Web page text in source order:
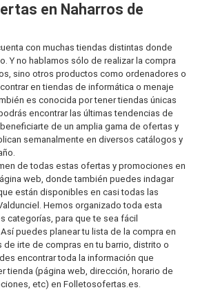
en Naharros de
con muchas tiendas distintas donde
Y no hablamos sólo de realizar la compra
sino otros productos como ordenadores o
en tiendas de informática o menaje
es conocida por tener tiendas únicas
encontrar las últimas tendencias de
de un amplia gama de ofertas y
semanalmente en diversos catálogos y
de todas estas ofertas y promociones en
web, donde también puedes indagar
están disponibles en casi todas las
Hemos organizado toda esta
categorías, para que te sea fácil
puedes planear tu lista de la compra en
de irte de compras en tu barrio, distrito o
encontrar toda la información que
tienda (página web, dirección, horario de
etc) en Folletosofertas.es.